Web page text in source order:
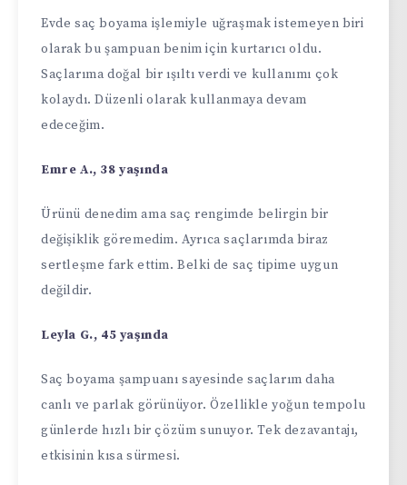
Evde saç boyama işlemiyle uğraşmak istemeyen biri
olarak bu şampuan benim için kurtarıcı oldu.
Saçlarıma doğal bir ışıltı verdi ve kullanımı çok
kolaydı. Düzenli olarak kullanmaya devam
edeceğim.
Emre A., 38 yaşında
Ürünü denedim ama saç rengimde belirgin bir
değişiklik göremedim. Ayrıca saçlarımda biraz
sertleşme fark ettim. Belki de saç tipime uygun
değildir.
Leyla G., 45 yaşında
Saç boyama şampuanı sayesinde saçlarım daha
canlı ve parlak görünüyor. Özellikle yoğun tempolu
günlerde hızlı bir çözüm sunuyor. Tek dezavantajı,
etkisinin kısa sürmesi.